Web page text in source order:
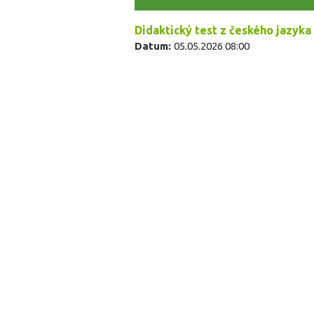
Didaktický test z českého jazyka
Datum: 05.05.2026 08:00